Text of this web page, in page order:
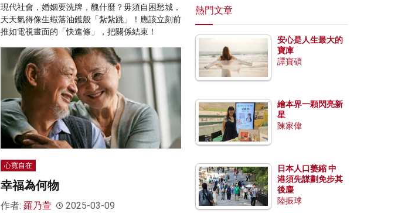
現代社會，婚姻要洗牌，醜什麼？毋須自困愁城，
天天氣得像生蝦落油鑊般「紮紮跳」！應該立刻前
推如電視畫面的「快進條」，把關係結束！
心寬自在
幸福為何物
作者: 羅乃萱 2025-03-09
熱門文章
安心是人生最大的
寶庫
譚寶碩
繪本界一顆閃亮新
星
陳家偉
日本人口萎縮 中
港須先謀劃免步其
後塵
陸振球